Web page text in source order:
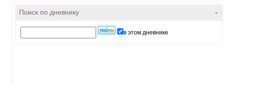
-
Поиск по дневнику
в этом дневнике